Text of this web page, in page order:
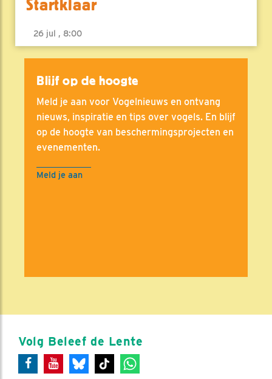
Startklaar
26 jul , 8:00
Blijf op de hoogte
Meld je aan voor Vogelnieuws en ontvang
nieuws, inspiratie en tips over vogels. En blijf
op de hoogte van beschermingsprojecten en
evenementen.
Meld je aan
Volg Beleef de Lente